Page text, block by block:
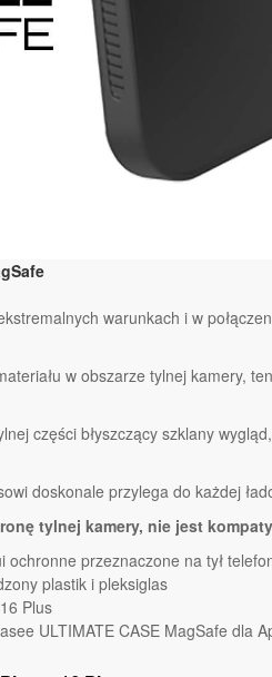
warunkach i w
w obszarze tylnej kamery,
części błyszczący szklany
doskonale przylega do każdej
tylnej kamery, nie jest
przeznaczone na tył
plastik i pleksiglas
Plus
ULTIMATE CASE MagSafe dla